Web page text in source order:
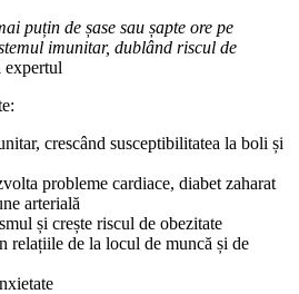
puțin de șase sau șapte ore pe
imunitar, dublând riscul de
expertul
crescând susceptibilitatea la boli și
probleme cardiace, diabet zaharat
arterială
și crește riscul de obezitate
relațiile de la locul de muncă și de